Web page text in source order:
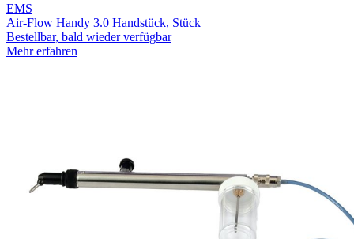
EMS
Air-Flow Handy 3.0 Handstück, Stück
Bestellbar, bald wieder verfügbar
Mehr erfahren